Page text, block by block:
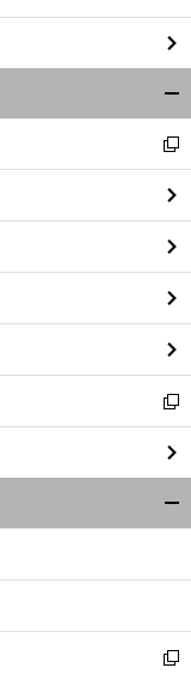
前
閉
る
新
し
い
ウ
ィ
ン
ド
ウ
で
開
く
新
し
い
ウ
ィ
ン
ウ
開
く
新